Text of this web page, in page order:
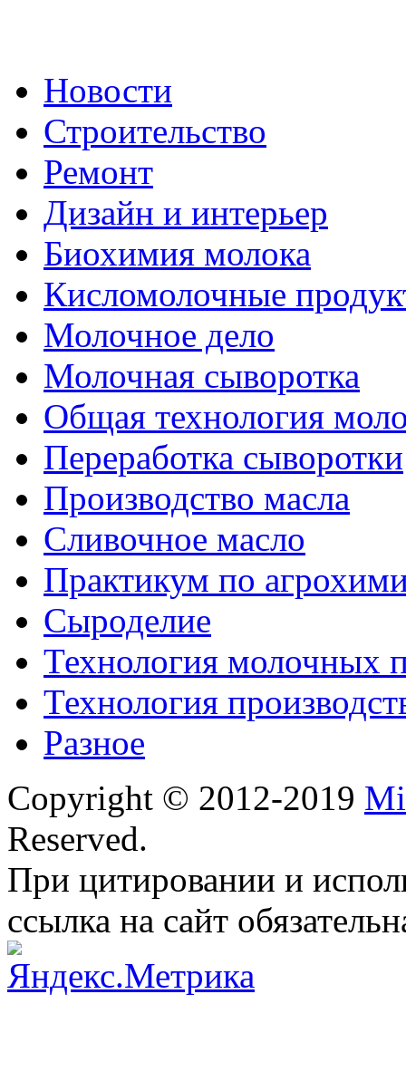
Новости
Строительство
Ремонт
Дизайн и интерьер
Биохимия молока
Кисломолочные
Молочное дело
Молочная сыворотка
Общая технология
Переработка сыворотки
Производство масла
Сливочное масло
Практикум по
Сыроделие
Технология молочных
Технология
Разное
Copyright © 2012-2019
Reserved.
При цитировании и
ссылка на сайт